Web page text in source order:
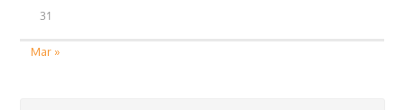
31
Mar »